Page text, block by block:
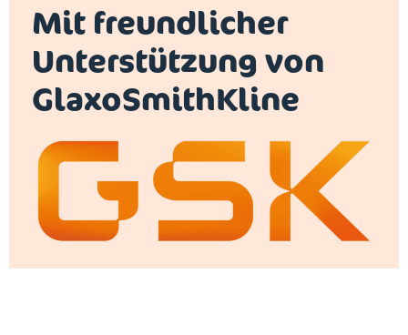
Mit freundlicher
Unterstützung von
GlaxoSmithKline